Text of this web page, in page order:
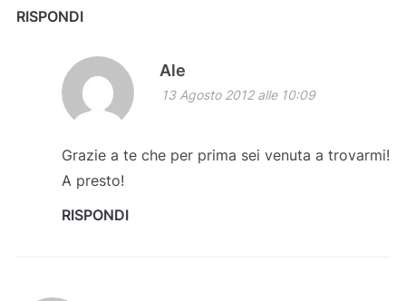
RISPONDI
Ale
13 Agosto 2012 alle 10:09
Grazie a te che per prima sei venuta a trovarmi!
A presto!
RISPONDI